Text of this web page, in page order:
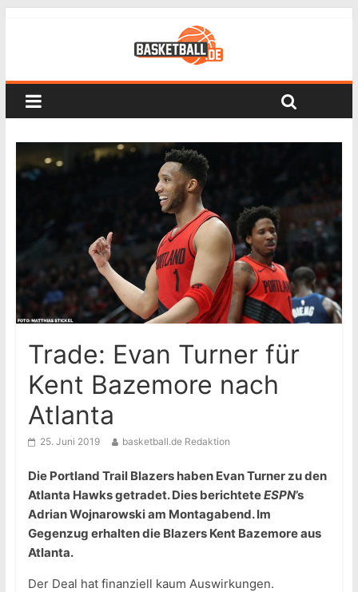
Trade: Evan Turner für
Kent Bazemore nach
Atlanta
25. Juni 2019 basketball.de Redaktion
Die Portland Trail Blazers haben Evan Turner zu den
Atlanta Hawks getradet. Dies berichteteESPN’s
Adrian Wojnarowski am Montagabend. Im
Gegenzug erhalten die Blazers Kent Bazemore aus
Atlanta.
Der Deal hat finanziell kaum Auswirkungen.